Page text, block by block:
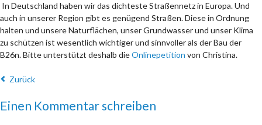
In Deutschland haben wir das dichteste Straßennetz in Europa. Und
auch in unserer Region gibt es genügend Straßen. Diese in Ordnung
halten und unsere Naturflächen, unser Grundwasser und unser Klima
zu schützen ist wesentlich wichtiger und sinnvoller als der Bau der
B26n. Bitte unterstützt deshalb dieOnlinepetition von Christina.
Zurück
Einen Kommentar schreiben